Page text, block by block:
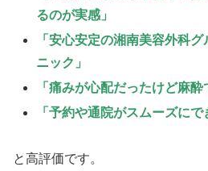
るのが実感」
「安心安定の湘南美容外科
ニック」
「痛みが心配だったけど麻酔
「予約や通院がスムーズにで
と高評価です。